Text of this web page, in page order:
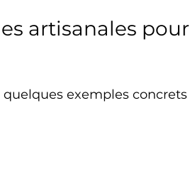
artisanales pour
exemples concrets